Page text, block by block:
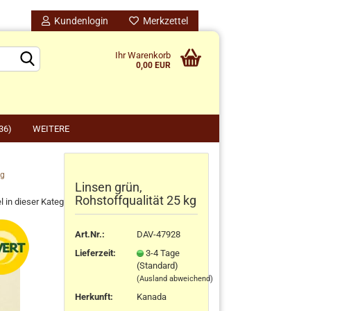
Kundenlogin Merkzettel
Ihr Warenkorb
0,00 EUR
WEITERE
benido kreativ anzeigen
Geschenke
Taschen
Utensilos
in dieser Kategorie
Linsen grün,
Rohstoffqualität 25 kg
Art.Nr.:
DAV-47928
Lieferzeit:
3-4 Tage
(Standard)
(Ausland abweichend)
Herkunft:
Kanada